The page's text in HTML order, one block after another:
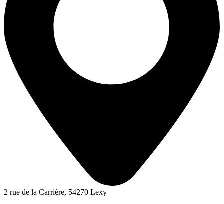
2 rue de la Carrière, 54270 Lexy